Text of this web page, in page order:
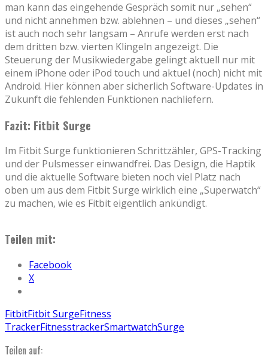
man kann das eingehende Gespräch somit nur „sehen“
und nicht annehmen bzw. ablehnen – und dieses „sehen“
ist auch noch sehr langsam – Anrufe werden erst nach
dem dritten bzw. vierten Klingeln angezeigt. Die
Steuerung der Musikwiedergabe gelingt aktuell nur mit
einem iPhone oder iPod touch und aktuel (noch) nicht mit
Android. Hier können aber sicherlich Software-Updates in
Zukunft die fehlenden Funktionen nachliefern.
Fazit: Fitbit Surge
Im Fitbit Surge funktionieren Schrittzähler, GPS-Tracking
und der Pulsmesser einwandfrei. Das Design, die Haptik
und die aktuelle Software bieten noch viel Platz nach
oben um aus dem Fitbit Surge wirklich eine „Superwatch“
zu machen, wie es Fitbit eigentlich ankündigt.
Teilen mit:
Facebook
X
FitbitFitbit SurgeFitness
TrackerFitnesstrackerSmartwatchSurge
Teilen auf: